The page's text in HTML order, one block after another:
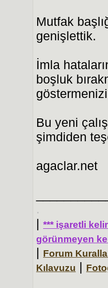
Mutfak
genişlettik.
İmla
boşluk
Bu yeni
şimdiden
agaclar.net
.
| *** işaretli
görünmeyen
| Forum
Kılavuzu |